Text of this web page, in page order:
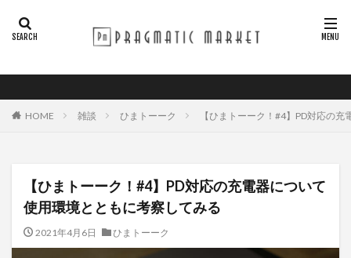
HOME 雑談 ひまトーーク 【ひまトーーク！#4】PD対応の
【ひまトーーク！#4】PD対応の充電器について
使用環境とともに考察してみる
2021年4月6日 ひまトーーク